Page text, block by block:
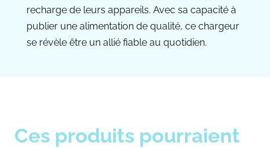
recharge de leurs appareils. Avec sa capacité à
publier une alimentation de qualité, ce chargeur
se révèle être un allié fiable au quotidien.
Ces produits pourraient